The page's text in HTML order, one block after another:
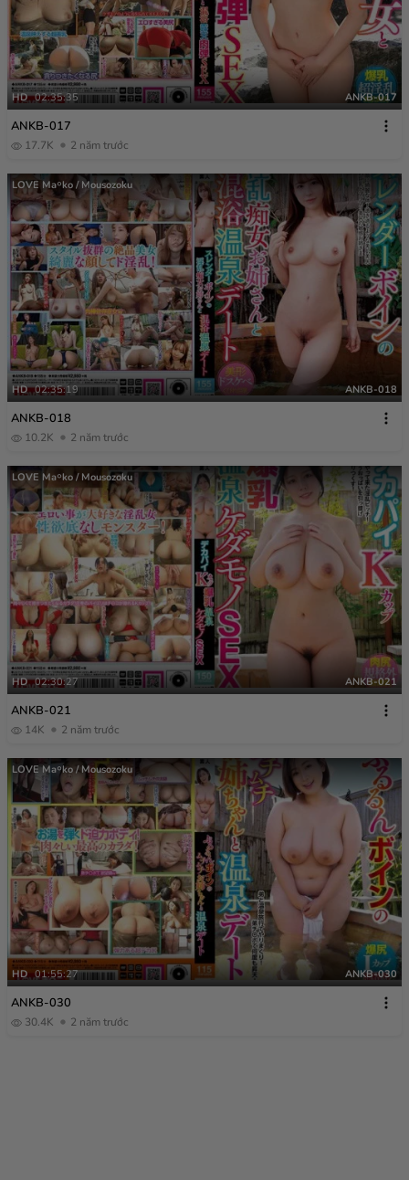
HD 02:35:35 ANKB-017
ANKB-017
17.7K 2 năm trước
LOVE Ma￮ko / Mousozoku
HD 02:35:19 ANKB-018
ANKB-018
10.2K 2 năm trước
LOVE Ma￮ko / Mousozoku
HD 02:30:27 ANKB-021
ANKB-021
14K 2 năm trước
LOVE Ma￮ko / Mousozoku
HD 01:55:27 ANKB-030
ANKB-030
30.4K 2 năm trước